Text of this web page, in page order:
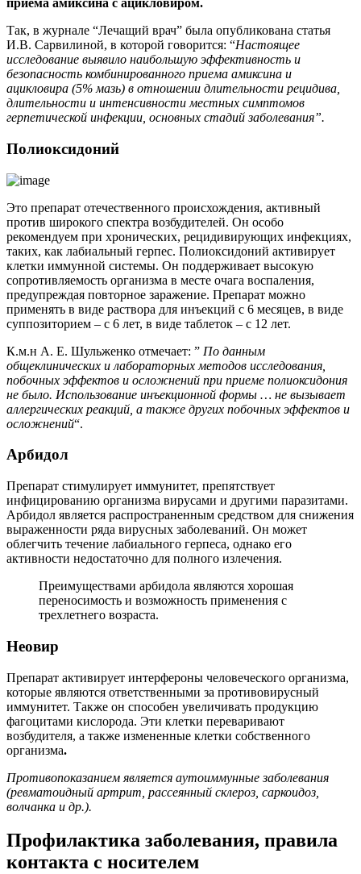
приема амиксина с ацикловиром.
Так, в журнале “Лечащий врач” была опубликована статья
И.В. Сарвилиной, в которой говорится: “Настоящее
исследование выявило наибольшую эффективность и
безопасность комбинированного приема амиксина и
ацикловира (5% мазь) в отношении длительности рецидива,
длительности и интенсивности местных симптомов
герпетической инфекции, основных стадий заболевания”.
Полиоксидоний
Это препарат отечественного происхождения, активный
против широкого спектра возбудителей. Он особо
рекомендуем при хронических, рецидивирующих инфекциях,
таких, как лабиальный герпес. Полиоксидоний активирует
клетки иммунной системы. Он поддерживает высокую
сопротивляемость организма в месте очага воспаления,
предупреждая повторное заражение. Препарат можно
применять в виде раствора для инъекций с 6 месяцев, в виде
суппозиторием – с 6 лет, в виде таблеток – с 12 лет.
К.м.н А. Е. Шульженко отмечает: ” По данным
общеклинических и лабораторных методов исследования,
побочных эффектов и осложнений при приеме полиоксидония
не было. Использование инъекционной формы … не вызывает
аллергических реакций, а также других побочных эффектов и
осложнений“.
Арбидол
Препарат стимулирует иммунитет, препятствует
инфицированию организма вирусами и другими паразитами.
Арбидол является распространенным средством для снижения
выраженности ряда вирусных заболеваний. Он может
облегчить течение лабиального герпеса, однако его
активности недостаточно для полного излечения.
Преимуществами арбидола являются хорошая
переносимость и возможность применения с
трехлетнего возраста.
Неовир
Препарат активирует интерфероны человеческого организма,
которые являются ответственными за противовирусный
иммунитет. Также он способен увеличивать продукцию
фагоцитами кислорода. Эти клетки переваривают
возбудителя, а также измененные клетки собственного
организма.
Противопоказанием является аутоиммунные заболевания
(ревматоидный артрит, рассеянный склероз, саркоидоз,
волчанка и др.).
Профилактика заболевания, правила
контакта с носителем